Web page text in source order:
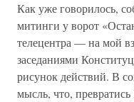
Как уже говорилось,
митинги у ворот
телецентра — на мой
заседаниями
рисунок действий. В
мысль, что,